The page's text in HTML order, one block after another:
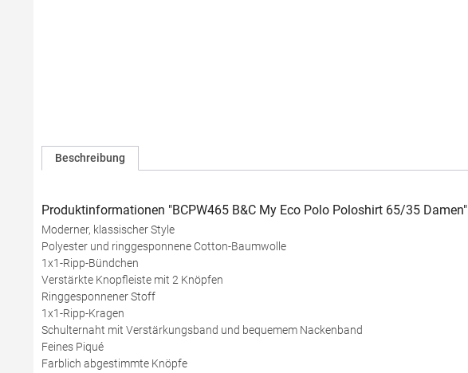
Beschreibung
Produktinformationen "BCPW465 B&C My Eco Polo Poloshirt 65/35 Damen"
Moderner, klassischer Style
Polyester und ringgesponnene Cotton-Baumwolle
1x1-Ripp-Bündchen
Verstärkte Knopfleiste mit 2 Knöpfen
Ringgesponnener Stoff
1x1-Ripp-Kragen
Schulternaht mit Verstärkungsband und bequemem Nackenband
Feines Piqué
Farblich abgestimmte Knöpfe